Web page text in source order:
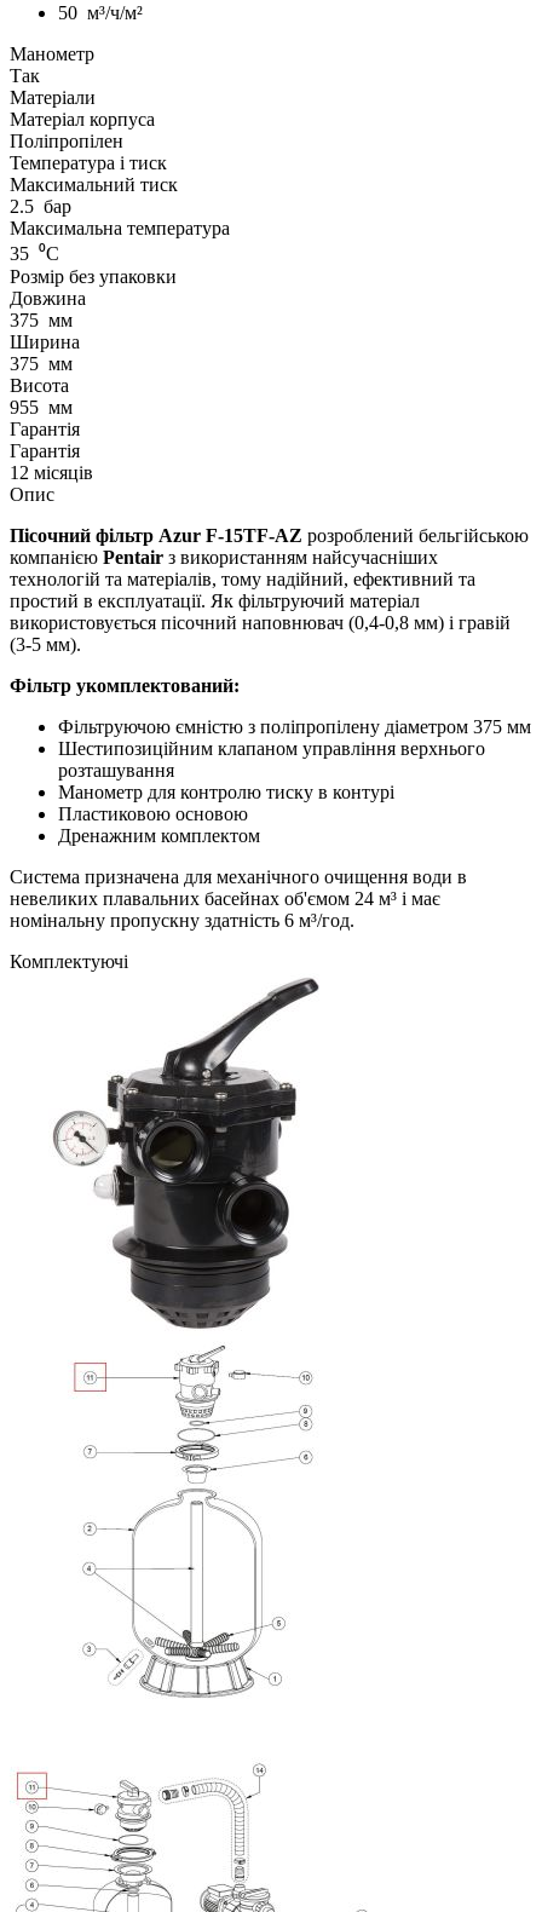
50 м³/ч/м²
Манометр
Так
Матеріали
Матеріал корпуса
Поліпропілен
Температура і тиск
Максимальний тиск
2.5 бар
Максимальна температура
35 ⁰С
Розмір без упаковки
Довжина
375 мм
Ширина
375 мм
Висота
955 мм
Гарантія
Гарантія
12 місяців
Опис
Пісочний фільтр Azur F-15TF-AZ розроблений бельгійською
компанією Pentair з використанням найсучасніших
технологій та матеріалів, тому надійний, ефективний та
простий в експлуатації. Як фільтруючий матеріал
використовується пісочний наповнювач (0,4-0,8 мм) і гравій
(3-5 мм).
Фільтр укомплектований:
Фільтруючою ємністю з поліпропілену діаметром 375 мм
Шестипозиційним клапаном управління верхнього
розташування
Манометр для контролю тиску в контурі
Пластиковою основою
Дренажним комплектом
Система призначена для механічного очищення води в
невеликих плавальних басейнах об'ємом 24 м³ і має
номінальну пропускну здатність 6 м³/год.
Комплектуючі